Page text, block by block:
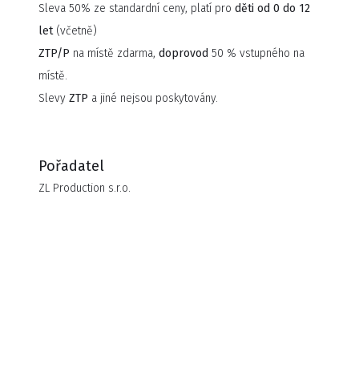
Sleva 50% ze standardní ceny, platí pro děti od 0 do 12
let (včetně)
ZTP/P na místě zdarma, doprovod 50 % vstupného na
místě.
Slevy ZTP a jiné nejsou poskytovány.
Pořadatel
ZL Production s.r.o.